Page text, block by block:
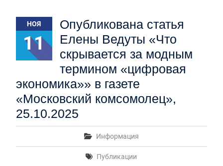
НОЯ
11
Опубликована статья
Елены Ведуты «Что
скрывается за модным
термином «цифровая
экономика»» в газете
«Московский комсомолец»,
25.10.2025
Информация
Публикации